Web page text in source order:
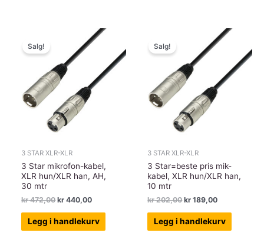
Salg!
3 STAR XLR-XLR
3 Star mikrofon-kabel,
XLR hun/XLR han, AH,
30 mtr
kr472,00Opprinnelig
var:
kr 472,00.
kr 440,00Nåværende
er:
kr 440,00.
Legg i handlekurv
Salg!
3 STAR XLR-XLR
3 Star=beste pris mik-
kabel, XLR hun/XLR han,
10 mtr
kr202,00Opprinnelig
var:
kr 202,00.
kr 189,00Nåværende
er:
kr 189,00.
Legg i handlekurv